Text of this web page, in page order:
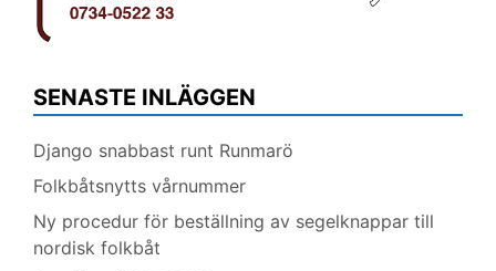
SENASTE INLÄGGEN
Django snabbast runt Runmarö
Folkbåtsnytts vårnummer
Ny procedur för beställning av segelknappar till
nordisk folkbåt